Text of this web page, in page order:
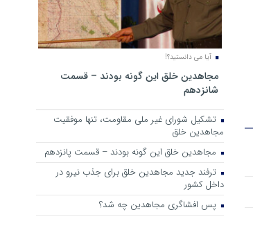
آیا می دانستید؟!
مجاهدین خلق این گونه بودند – قسمت
شانزدهم
تشکیل شورای غیر ملی مقاومت، تنها موفقیت
مجاهدین خلق
مجاهدین خلق این گونه بودند – قسمت پانزدهم
ترفند جدید مجاهدین خلق برای جذب نیرو در
داخل کشور
پس افشاگری مجاهدین چه شد؟